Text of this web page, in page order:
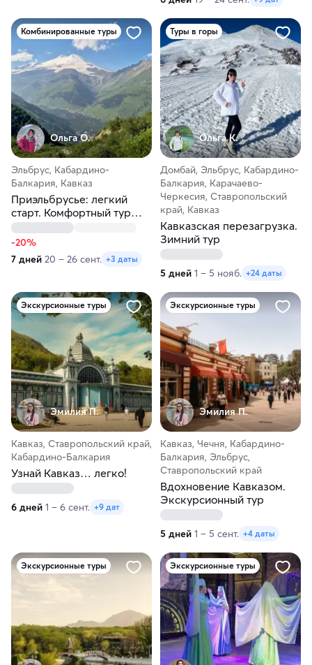
Комбинированные туры
Ольга О.
Эльбрус, Кабардино-
Балкария, Кавказ
Приэльбрусье: легкий
старт. Комфортный тур
без нагрузки
-20%
7 дней 20 – 26 сент. +3 даты
Туры в горы
Ольга К.
Домбай, Эльбрус, Кабардино-
Балкария, Карачаево-
Черкесия, Ставропольский
край, Кавказ
Кавказская перезагрузка.
Зимний тур
5 дней 1 – 5 нояб. +24 даты
Экскурсионные туры
Эмилия П.
Кавказ, Ставропольский край,
Кабардино-Балкария
Узнай Кавказ… легко!
6 дней 1 – 6 сент. +9 дат
Экскурсионные туры
Эмилия П.
Кавказ, Чечня, Кабардино-
Балкария, Эльбрус,
Ставропольский край
Вдохновение Кавказом.
Экскурсионный тур
5 дней 1 – 5 сент. +4 даты
Экскурсионные туры Экскурсионные туры